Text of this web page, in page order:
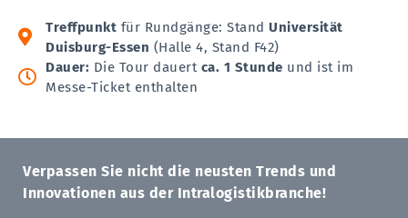
Treffpunkt für Rundgänge: Stand Universität
Duisburg-Essen (Halle 4, Stand F42)
Dauer: Die Tour dauert ca. 1 Stunde und ist im
Messe-Ticket enthalten
Verpassen Sie nicht die neusten Trends und
Innovationen aus der Intralogistikbranche!